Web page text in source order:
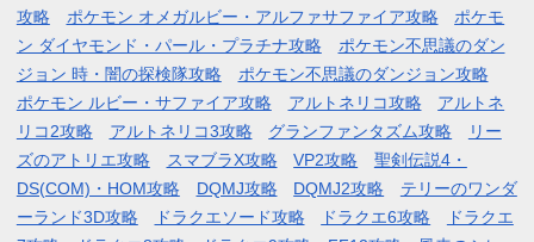
攻略
ポケモン オメガルビー・アルファサファイア攻略
ポケモ
ン ダイヤモンド・パール・プラチナ攻略
ポケモン不思議のダン
ジョン 時・闇の探検隊攻略
ポケモン不思議のダンジョン攻略
ポケモン ルビー・サファイア攻略
アルトネリコ攻略
アルトネ
リコ2攻略
アルトネリコ3攻略 グランファンタズム攻略
リー
ズのアトリエ攻略
スマブラX攻略 VP2攻略
聖剣伝説4・
DS(COM)・HOM攻略
DQMJ攻略 DQMJ2攻略
テリーのワンダ
ーランド3D攻略
ドラクエソード攻略 ドラクエ6攻略
ドラクエ